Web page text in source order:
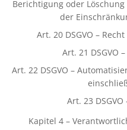
Berichtigung oder
der
Art. 20 DSGVO –
Art. 21 DSGVO
Art. 22 DSGVO –
Art. 23
Kapitel 4 –